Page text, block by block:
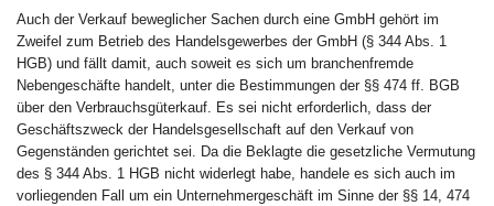
Auch der Verkauf beweglicher Sachen durch eine GmbH gehört im
Zweifel zum Betrieb des Handelsgewerbes der GmbH (§ 344 Abs. 1
HGB) und fällt damit, auch soweit es sich um branchenfremde
Nebengeschäfte handelt, unter die Bestimmungen der §§ 474 ff. BGB
über den Verbrauchsgüterkauf. Es sei nicht erforderlich, dass der
Geschäftszweck der Handelsgesellschaft auf den Verkauf von
Gegenständen gerichtet sei. Da die Beklagte die gesetzliche Vermutung
des § 344 Abs. 1 HGB nicht widerlegt habe, handele es sich auch im
vorliegenden Fall um ein Unternehmergeschäft im Sinne der §§ 14, 474